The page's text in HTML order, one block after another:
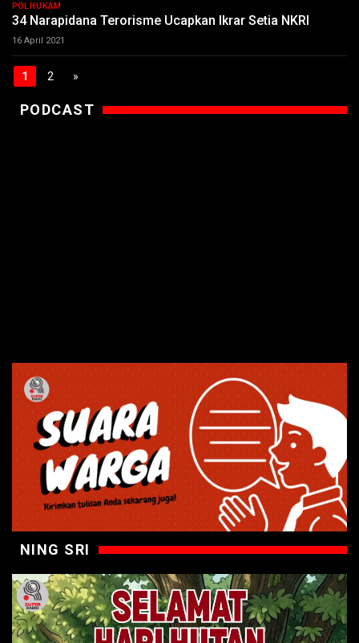
POLHUKAM
34 Narapidana Terorisme Ucapkan Ikrar Setia NKRI
16 April 2021
1 2 »
PODCAST
NING SRI